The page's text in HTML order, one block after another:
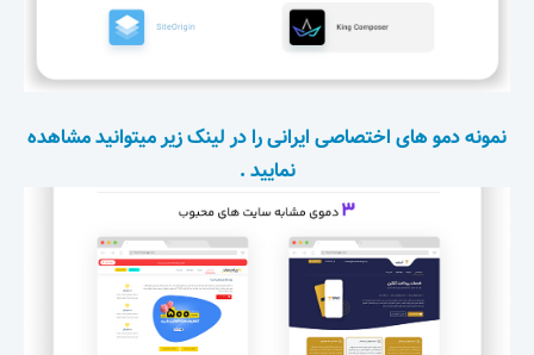
نمونه دمو های اختصاصی ایرانی را در لینک زیر میتوانید مشاهده
نمایید .